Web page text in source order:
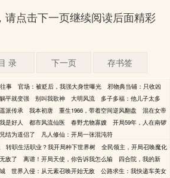
请点击下一页继续阅读后面精彩
录 下一页 存书签
事 官场：被贬后，我强大身世曝光
邪物典当铺：只收凶
平就变强 别叫我歌神 大明风流
多子多福：他儿子太多
派传承 我本初唐 重生1966，带着空间逆风翻盘
混在女帝
是好人 都市风流仙医 春野尤物寡嫂
开局59年，人在南锣
结为道侣了 凡人修仙：开局一张混沌符
转职生活职业？我开局种下世界树
全民领主，开局召唤魔化
敌了 离谱！开局天使，你告诉我怎么输
四合院，我的新
世界入侵：从元素召唤开始无敌
公路求生：我快递车美女